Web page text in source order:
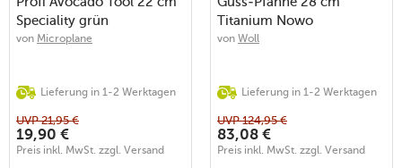
Speciality grün
von Microplane
Lieferung in 1-2 Werktagen
UVP21,95 €
19,90 €
Preis inkl. MwSt. zzgl. Versand
Titanium Nowo
von Woll
Lieferung in 1-2 Werktagen
UVP124,95 €
83,08 €
Preis inkl. MwSt. zzgl. Versand